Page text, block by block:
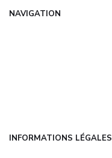
NAVIGATION
INFORMATIONS LÉGALES